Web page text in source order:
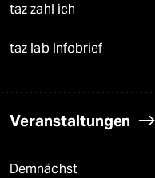
taz zahl ich
taz lab Infobrief
Veranstaltungen
Demnächst